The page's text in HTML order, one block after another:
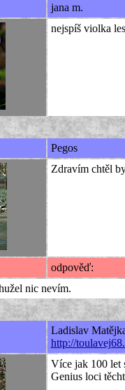
jana m.
nejspíš violka
Pegos
Zdravím chtěl
odpověď:
nic nevím.
Ladislav
http://
Více jak 100 let
Genius loci